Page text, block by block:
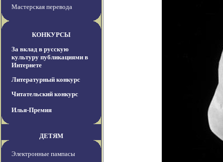
Мастерская перевода
КОНКУРСЫ
За вклад в русскую
культуру публикациями в
Интернете
Литературный конкурс
Читательский конкурс
Илья-Премия
ДЕТЯМ
Электронные пампасы